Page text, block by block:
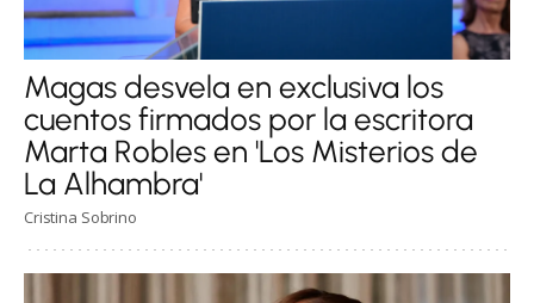
Magas desvela en exclusiva los
cuentos firmados por la escritora
Marta Robles en 'Los Misterios de
La Alhambra'
Cristina Sobrino